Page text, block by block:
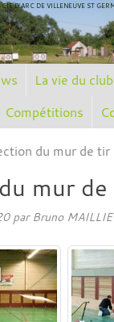
CIE D'ARC DE VILLENEUVE ST
La vie du club
Compétitions
du mur de
mur
par Bruno
des cookies